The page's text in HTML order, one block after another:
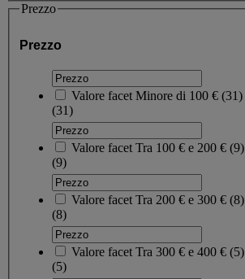
Prezzo
Prezzo
Valore facet Minore di 100 € (31)
(31)
Valore facet Tra 100 € e 200 € (9)
(9)
Valore facet Tra 200 € e 300 € (8)
(8)
Valore facet Tra 300 € e 400 € (5)
(5)